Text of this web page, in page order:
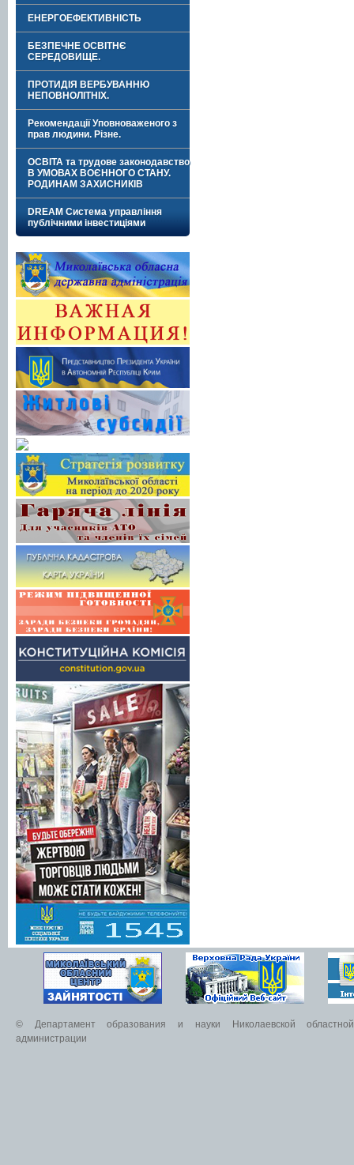
ЕНЕРГОЕФЕКТИВНІСТЬ
БЕЗПЕЧНЕ ОСВІТНЄ
СЕРЕДОВИЩЕ.
ПРОТИДІЯ ВЕРБУВАННЮ
НЕПОВНОЛІТНІХ.
Рекомендації Уповноваженого з
прав людини. Різне.
ОСВІТА та трудове законодавство
В УМОВАХ ВОЄННОГО СТАНУ.
РОДИНАМ ЗАХИСНИКІВ
DREAM Система управління
публічними інвестиціями
© Департамент образования и науки Николаевской областной
администрации